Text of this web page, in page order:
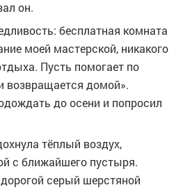
он.
бесплатная комната
моей мастерской, никакого
Пусть помогает по
возвращается домой».
до осени и попросил
тёплый воздух,
с ближайшего пустыря.
серый шерстяной